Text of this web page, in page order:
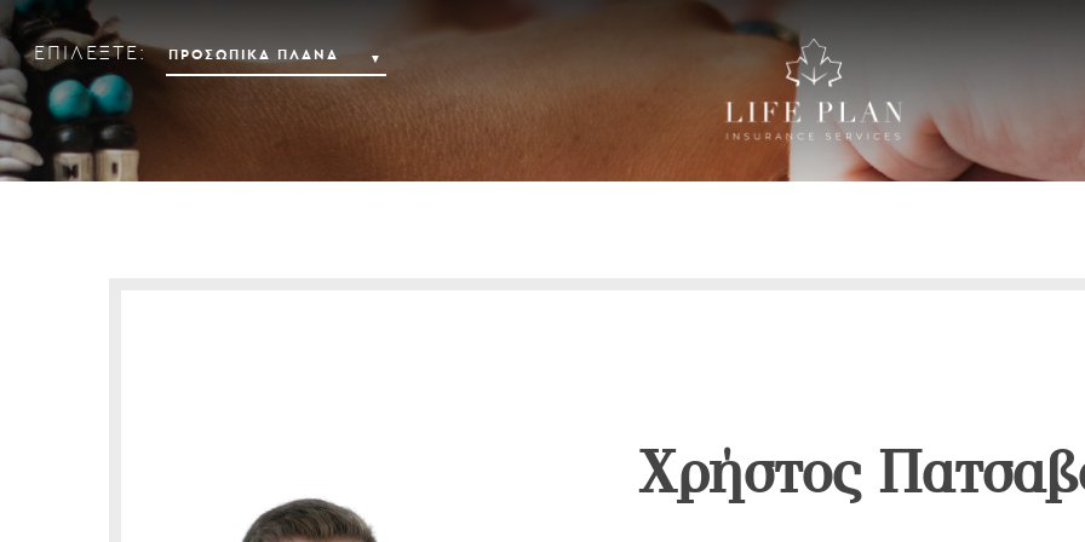
ΕΠΙΛΕΞΤΕ:
Χρήστος